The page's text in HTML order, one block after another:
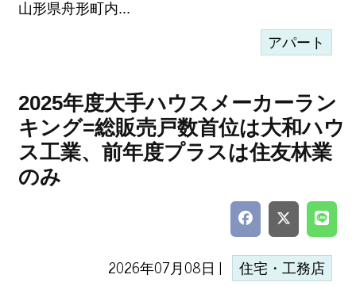
山形県舟形町内...
アパート
2025年度大手ハウスメーカーラン
キング=総販売戸数首位は大和ハウ
ス工業、前年度プラスは住友林業
のみ
2026年07月08日 | 住宅・工務店